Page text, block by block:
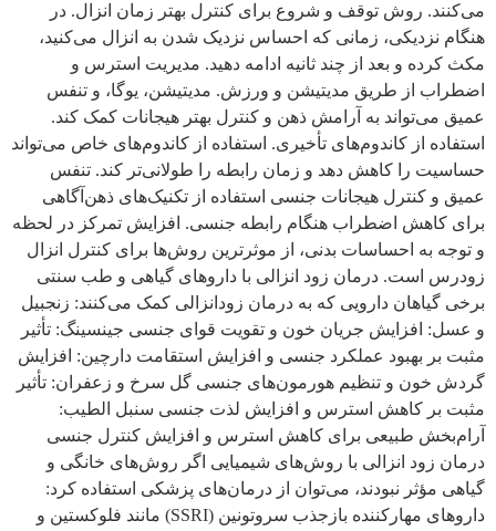
می‌کنند. روش توقف و شروع برای کنترل بهتر زمان انزال. در
هنگام نزدیکی، زمانی که احساس نزدیک شدن به انزال می‌کنید،
مکث کرده و بعد از چند ثانیه ادامه دهید. مدیریت استرس و
اضطراب از طریق مدیتیشن و ورزش. مدیتیشن، یوگا، و تنفس
عمیق می‌تواند به آرامش ذهن و کنترل بهتر هیجانات کمک کند.
استفاده از کاندوم‌های تأخیری. استفاده از کاندوم‌های خاص می‌تواند
حساسیت را کاهش دهد و زمان رابطه را طولانی‌تر کند. تنفس
عمیق و کنترل هیجانات جنسی استفاده از تکنیک‌های ذهن‌آگاهی
برای کاهش اضطراب هنگام رابطه جنسی. افزایش تمرکز در لحظه
و توجه به احساسات بدنی، از موثرترین روش‌ها برای کنترل انزال
زودرس است. درمان زود انزالی با داروهای گیاهی و طب سنتی
برخی گیاهان دارویی که به درمان زودانزالی کمک می‌کنند: زنجبیل
و عسل: افزایش جریان خون و تقویت قوای جنسی جینسینگ: تأثیر
مثبت بر بهبود عملکرد جنسی و افزایش استقامت دارچین: افزایش
گردش خون و تنظیم هورمون‌های جنسی گل سرخ و زعفران: تأثیر
مثبت بر کاهش استرس و افزایش لذت جنسی سنبل الطیب:
آرام‌بخش طبیعی برای کاهش استرس و افزایش کنترل جنسی
درمان زود انزالی با روش‌های شیمیایی اگر روش‌های خانگی و
گیاهی مؤثر نبودند، می‌توان از درمان‌های پزشکی استفاده کرد:
داروهای مهارکننده بازجذب سروتونین (SSRI) مانند فلوکستین و